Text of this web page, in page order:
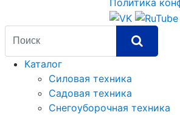
Политика
Каталог
Силовая техника
Садовая техника
Снегоуборочная техника